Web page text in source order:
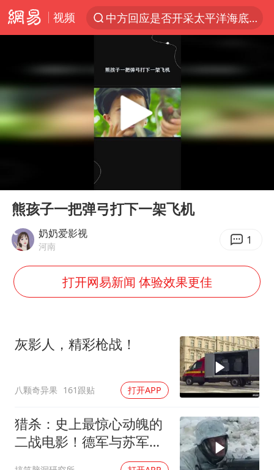
视频
中方回应是否开采太平洋海底稀土资源
台风白海豚进入48小时警戒线
佛得角门将亮相智利俱乐部主场
看守所辅警收受10万获刑1年
宇树科技发行价格150.80元/股
U17国足1分钟轰2球
台风白海豚影响中国已成定局
外交部发言人就广岛核爆81周年等答记者问
吉林一“温度计大楼”读数爆表
多地要求领导干部带头休假
80后女柜员逆袭成4200亿银行副行长
女子利用漏洞0元薅走3000多件家电
奋进开新局 实干挑大梁
Play
熊孩子一把弹弓打下一架飞机
奶奶爱影视
河南 1
打开网易新闻 体验效果更佳
灰影人，精彩枪战！
八颗奇异果 161跟贴 打开APP
猎杀：史上最惊心动魄的
二战电影！德军与苏军坦